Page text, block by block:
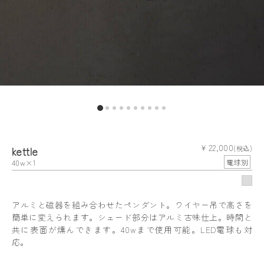
kettle
40w×1
¥ 22,000(税込)
電球別
アルミと磁器を組み合わせたペンダント。ワイヤー吊で高さを
簡単に変えられます。シェード部分はアルミ古味仕上。時間と
共に表面が燻んできます。40wまで使用可能。LED電球も対
応。